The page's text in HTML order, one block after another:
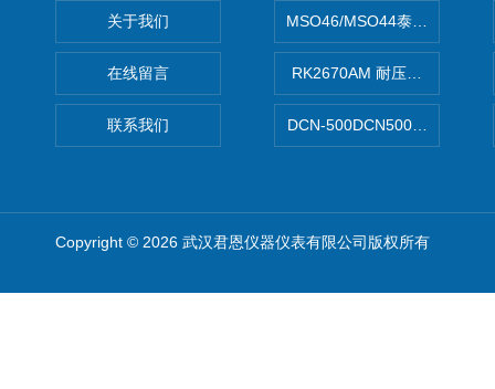
关于我们
在线留言
联系我们
MSO46/MSO44泰克
RK2670AM 耐压测试仪
DCN-500DCN500资料收集器
Copyright © 2026 武汉君恩仪器仪表有限公司版权所有